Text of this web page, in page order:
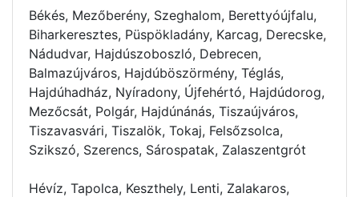
Békés, Mezőberény, Szeghalom, Berettyóújfalu,
Biharkeresztes, Püspökladány, Karcag, Derecske,
Nádudvar, Hajdúszoboszló, Debrecen,
Balmazújváros, Hajdúböszörmény, Téglás,
Hajdúhadház, Nyíradony, Újfehértó, Hajdúdorog,
Mezőcsát, Polgár, Hajdúnánás, Tiszaújváros,
Tiszavasvári, Tiszalök, Tokaj, Felsőzsolca,
Szikszó, Szerencs, Sárospatak, Zalaszentgrót
Hévíz, Tapolca, Keszthely, Lenti, Zalakaros,